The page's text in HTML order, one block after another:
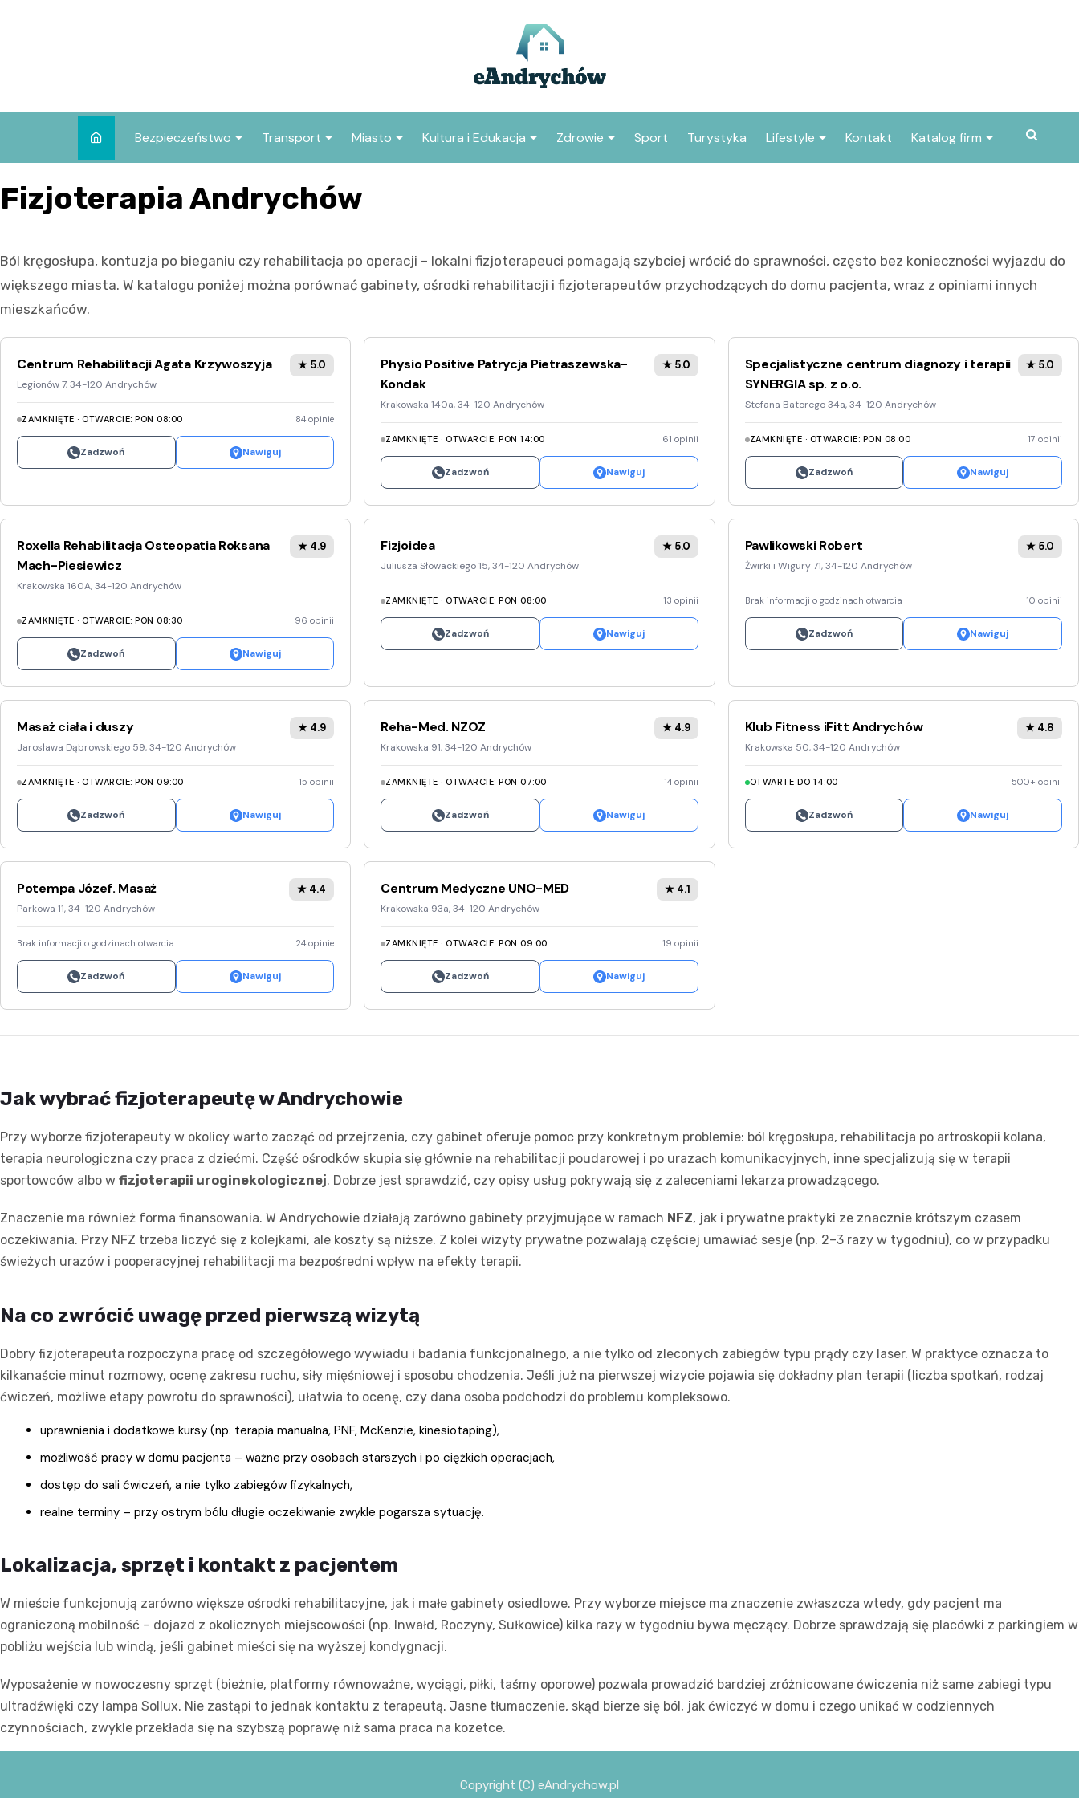
Bezpieczeństwo
Wypadki i zdarzenia
policyjna
Transport
Drogi i remonty
Miasto
Samorząd i polityka
Środowisko i ekologia
Instytucje
Kultura i Edukacja Zdrowie Sport Turystyka Lifestyle
Imieniny
Pozostałe
Kontakt Katalog firm
Edukacja i opieka
Sport i rozrywka
Zwierzęta
Sklepy specjalistyczne
Sieci handlowe
Usługi
Fizjoterapia Andrychów
Ból kręgosłupa, kontuzja po bieganiu czy rehabilitacja po operacji – lokalni fizjoterapeuci pomagają szybciej wrócić do sprawności, często bez konieczności wyjazdu do
większego miasta. W katalogu poniżej można porównać gabinety, ośrodki rehabilitacji i fizjoterapeutów przychodzących do domu pacjenta, wraz z opiniami innych
mieszkańców.
Centrum Rehabilitacji Agata Krzywoszyja
Legionów 7, 34-120 Andrychów
★ 5.0
ZAMKNIĘTE · OTWARCIE: PON 08:00 84 opinie
Zadzwoń Nawiguj
Physio Positive Patrycja Pietraszewska-
Kondak
Krakowska 140a, 34-120 Andrychów
★ 5.0
ZAMKNIĘTE · OTWARCIE: PON 14:00 61 opinii
Zadzwoń Nawiguj
Specjalistyczne centrum diagnozy i terapii
SYNERGIA sp. z o.o.
Stefana Batorego 34a, 34-120 Andrychów
★ 5.0
ZAMKNIĘTE · OTWARCIE: PON 08:00 17 opinii
Zadzwoń Nawiguj
Roxella Rehabilitacja Osteopatia Roksana
Mach-Piesiewicz
Krakowska 160A, 34-120 Andrychów
★ 4.9
ZAMKNIĘTE · OTWARCIE: PON 08:30 96 opinii
Zadzwoń Nawiguj
Fizjoidea
Juliusza Słowackiego 15, 34-120 Andrychów
★ 5.0
ZAMKNIĘTE · OTWARCIE: PON 08:00 13 opinii
Zadzwoń Nawiguj
Pawlikowski Robert
Żwirki i Wigury 71, 34-120 Andrychów
★ 5.0
Brak informacji o godzinach otwarcia 10 opinii
Zadzwoń Nawiguj
Masaż ciała i duszy
Jarosława Dąbrowskiego 59, 34-120 Andrychów
★ 4.9
ZAMKNIĘTE · OTWARCIE: PON 09:00 15 opinii
Zadzwoń Nawiguj
Reha-Med. NZOZ
Krakowska 91, 34-120 Andrychów
★ 4.9
ZAMKNIĘTE · OTWARCIE: PON 07:00 14 opinii
Zadzwoń Nawiguj
Klub Fitness iFitt Andrychów
Krakowska 50, 34-120 Andrychów
★ 4.8
OTWARTE DO 14:00 500+ opinii
Zadzwoń Nawiguj
Potempa Józef. Masaż
Parkowa 11, 34-120 Andrychów
★ 4.4
Brak informacji o godzinach otwarcia 24 opinie
Zadzwoń Nawiguj
Centrum Medyczne UNO-MED
Krakowska 93a, 34-120 Andrychów
★ 4.1
ZAMKNIĘTE · OTWARCIE: PON 09:00 19 opinii
Zadzwoń Nawiguj
Jak wybrać fizjoterapeutę w Andrychowie
Przy wyborze fizjoterapeuty w okolicy warto zacząć od przejrzenia, czy gabinet oferuje pomoc przy konkretnym problemie: ból kręgosłupa, rehabilitacja po artroskopii kolana,
terapia neurologiczna czy praca z dziećmi. Część ośrodków skupia się głównie na rehabilitacji poudarowej i po urazach komunikacyjnych, inne specjalizują się w terapii
sportowców albo w fizjoterapii uroginekologicznej. Dobrze jest sprawdzić, czy opisy usług pokrywają się z zaleceniami lekarza prowadzącego.
Znaczenie ma również forma finansowania. W Andrychowie działają zarówno gabinety przyjmujące w ramach NFZ, jak i prywatne praktyki ze znacznie krótszym czasem
oczekiwania. Przy NFZ trzeba liczyć się z kolejkami, ale koszty są niższe. Z kolei wizyty prywatne pozwalają częściej umawiać sesje (np. 2–3 razy w tygodniu), co w przypadku
świeżych urazów i pooperacyjnej rehabilitacji ma bezpośredni wpływ na efekty terapii.
Na co zwrócić uwagę przed pierwszą wizytą
Dobry fizjoterapeuta rozpoczyna pracę od szczegółowego wywiadu i badania funkcjonalnego, a nie tylko od zleconych zabiegów typu prądy czy laser. W praktyce oznacza to
kilkanaście minut rozmowy, ocenę zakresu ruchu, siły mięśniowej i sposobu chodzenia. Jeśli już na pierwszej wizycie pojawia się dokładny plan terapii (liczba spotkań, rodzaj
ćwiczeń, możliwe etapy powrotu do sprawności), ułatwia to ocenę, czy dana osoba podchodzi do problemu kompleksowo.
uprawnienia i dodatkowe kursy (np. terapia manualna, PNF, McKenzie, kinesiotaping),
możliwość pracy w domu pacjenta – ważne przy osobach starszych i po ciężkich operacjach,
dostęp do sali ćwiczeń, a nie tylko zabiegów fizykalnych,
realne terminy – przy ostrym bólu długie oczekiwanie zwykle pogarsza sytuację.
Lokalizacja, sprzęt i kontakt z pacjentem
W mieście funkcjonują zarówno większe ośrodki rehabilitacyjne, jak i małe gabinety osiedlowe. Przy wyborze miejsce ma znaczenie zwłaszcza wtedy, gdy pacjent ma
ograniczoną mobilność – dojazd z okolicznych miejscowości (np. Inwałd, Roczyny, Sułkowice) kilka razy w tygodniu bywa męczący. Dobrze sprawdzają się placówki z parkingiem w
pobliżu wejścia lub windą, jeśli gabinet mieści się na wyższej kondygnacji.
Wyposażenie w nowoczesny sprzęt (bieżnie, platformy równoważne, wyciągi, piłki, taśmy oporowe) pozwala prowadzić bardziej zróżnicowane ćwiczenia niż same zabiegi typu
ultradźwięki czy lampa Sollux. Nie zastąpi to jednak kontaktu z terapeutą. Jasne tłumaczenie, skąd bierze się ból, jak ćwiczyć w domu i czego unikać w codziennych
czynnościach, zwykle przekłada się na szybszą poprawę niż sama praca na kozetce.
Copyright (C) eAndrychow.pl